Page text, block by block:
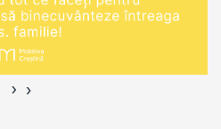
‹ ›